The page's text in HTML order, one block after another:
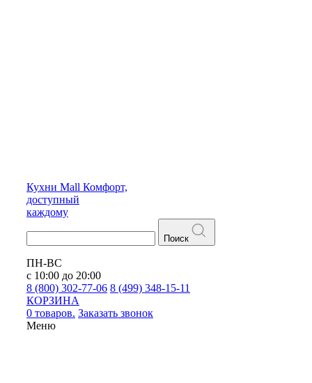
Кухни Mall Комфорт,
доступный
каждому
Поиск
ПН-ВС
с 10:00 до 20:00
8 (800) 302-77-06 8 (499) 348-15-11
КОРЗИНА
0 товаров. Заказать звонок
Меню